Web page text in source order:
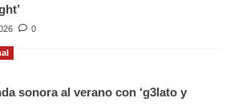
0
sonora al verano con ‘g3lato y